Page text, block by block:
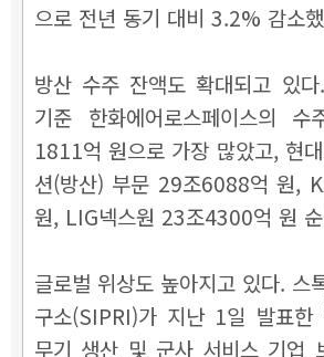
으로 전년 동기 대비 3.2% 감소
방산 수주 잔액도 확대되고 있
기준 한화에어로스페이스의
1811억 원으로 가장 많았고, 현
션(방산) 부문 29조6088억 원,
원, LIG넥스원 23조4300억 원
글로벌 위상도 높아지고 있다. 스
구소(SIPRI)가 지난 1일 발표
무기 생산 및 군사 서비스 기업